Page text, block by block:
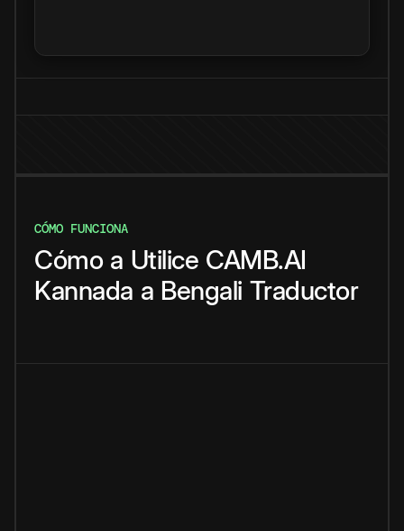
CÓMO FUNCIONA
Cómo a Utilice CAMB.AI
Kannada a Bengali Traductor